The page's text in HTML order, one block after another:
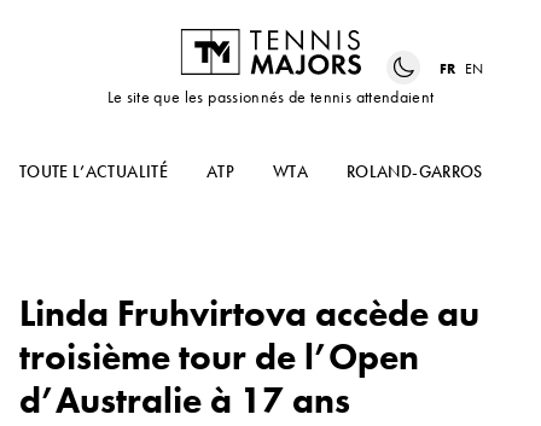
Le site que les passionnés de tennis attendaient
FR EN
TOUTE L’ACTUALITÉ ATP WTA ROLAND-GARROS
Linda Fruhvirtova accède au
troisième tour de l’Open
d’Australie à 17 ans